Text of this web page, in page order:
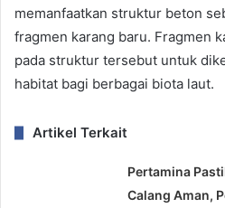
memanfaatkan struktur beton
fragmen karang baru. Fragmen
pada struktur tersebut untuk
habitat bagi berbagai biota laut.
Artikel Terkait
Pertamina
Calang Aman,